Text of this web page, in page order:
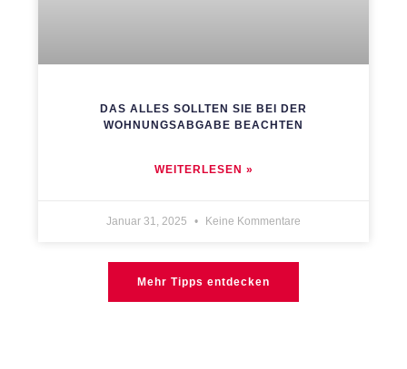
DAS ALLES SOLLTEN SIE BEI DER
WOHNUNGSABGABE BEACHTEN
WEITERLESEN »
Januar 31, 2025 Keine Kommentare
Mehr Tipps entdecken